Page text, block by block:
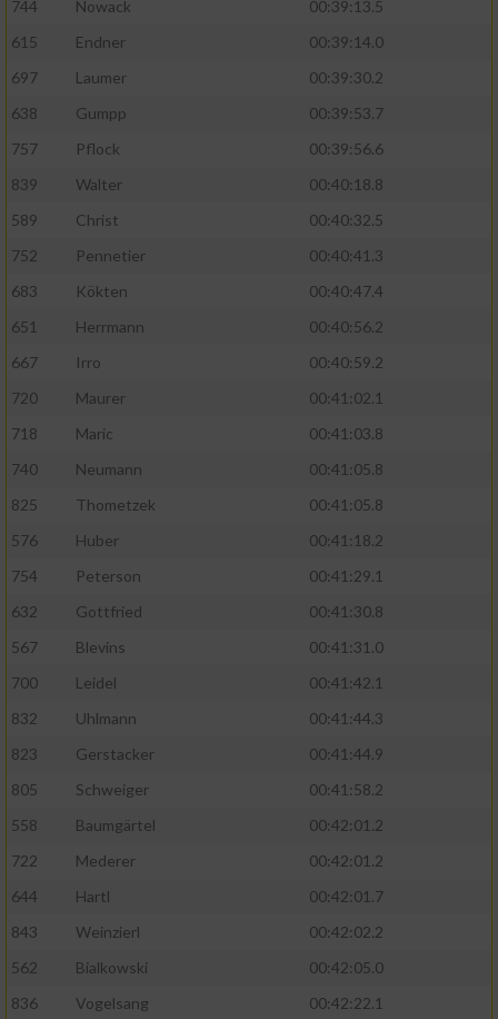
744 Nowack
00:39:13.5
615
Endner
00:39:14.0
697
Laumer
00:39:30.2
638
Gumpp
00:39:53.7
757
Pflock
00:39:56.6
839
Walter
00:40:18.8
589
Christ
00:40:32.5
752
Pennetier
00:40:41.3
683
Kökten
00:40:47.4
651
Herrmann
00:40:56.2
667
Irro
00:40:59.2
720
Maurer
00:41:02.1
718
Maric
00:41:03.8
740
Neumann
00:41:05.8
825
Thometzek
00:41:05.8
576
Huber
00:41:18.2
754
Peterson
00:41:29.1
632
Gottfried
00:41:30.8
567
Blevins
00:41:31.0
700
Leidel
00:41:42.1
832
Uhlmann
00:41:44.3
823
Gerstacker
00:41:44.9
805
Schweiger
00:41:58.2
558
Baumgärtel
00:42:01.2
722
Mederer
00:42:01.2
644
Hartl
00:42:01.7
843
Weinzierl
00:42:02.2
562
Bialkowski
00:42:05.0
836
Vogelsang
00:42:22.1